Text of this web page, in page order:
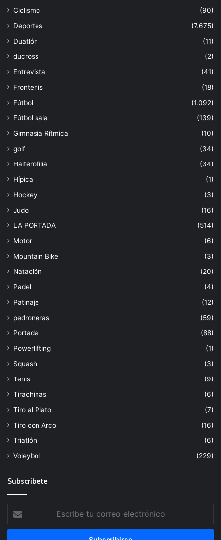
Ciclismo
(90)
Deportes
(7.675)
Duatlón
(11)
ducross
(2)
Entrevista
(41)
Frontenis
(18)
Fútbol
(1.092)
Fútbol sala
(139)
Gimnasia Rítmica
(10)
golf
(34)
Halterofilia
(34)
Hípica
(1)
Hockey
(3)
Judo
(16)
LA PORTADA
(514)
Motor
(6)
Mountain Bike
(3)
Natación
(20)
Padel
(4)
Patinaje
(12)
pedroneras
(59)
Portada
(88)
Powerlifting
(1)
Squash
(3)
Tenis
(9)
Tirachinas
(6)
Tiro al Plato
(7)
Tiro con Arco
(16)
Triatlón
(6)
Voleybol
(229)
Subscribete
tu
correo